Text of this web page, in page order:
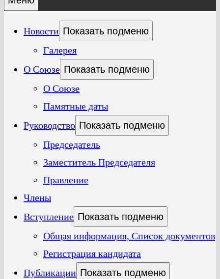
Новости Показать подменю
Галерея
О Союзе Показать подменю
О Союзе
Памятные даты
Руководство Показать подменю
Председатель
Заместитель Председателя
Правление
Члены
Вступление Показать подменю
Общая информация, Список документов
Регистрация кандидата
Публикации Показать подменю